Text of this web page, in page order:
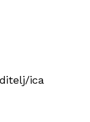
ica